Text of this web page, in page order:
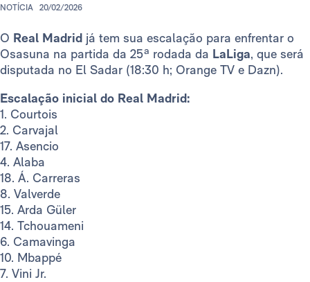
NOTÍCIA 20/02/2026
O Real Madrid já tem sua escalação para enfrentar o
Osasuna na partida da 25ª rodada da LaLiga, que será
disputada no El Sadar (18:30 h; Orange TV e Dazn).
Escalação inicial do Real Madrid:
1. Courtois
2. Carvajal
17. Asencio
4. Alaba
18. Á. Carreras
8. Valverde
15. Arda Güler
14. Tchouameni
6. Camavinga
10. Mbappé
7. Vini Jr.